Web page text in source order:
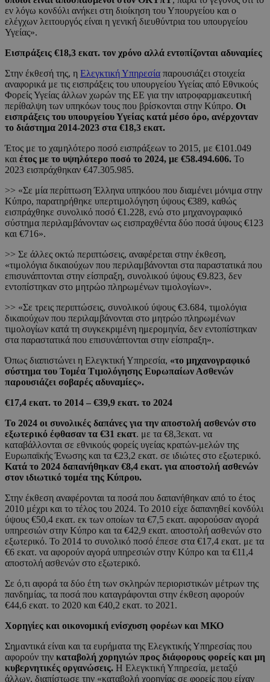
εν λόγω κονδύλι ανήκει στη διοίκηση του Υπουργείου και ο
ελέγχων λειτουργός είναι η γενική διευθύντρια του υπουργείου
Υγείας».
Εισπράξεις €18,3 εκατ. τον χρόνο αλλά εντοπίζονται αδυναμίες
Στην έκθεσή της, η Ελεγκτική Υπηρεσία παρουσιάζει στοιχεία
αναφορικά με τις εισπράξεις του υπουργείου Υγείας από Εθνικούς
Φορείς Υγείας άλλων χωρών της ΕΕ για την ιατροφαρμακευτική
περίθαλψη των υπηκόων τους που βρίσκονται στην Κύπρο. Οι
εισπράξεις του υπουργείου Υγείας κατά μέσο όρο, ανέρχονταν
το διάστημα 2014-2023 στα €18,3 εκατ.
Έτος με το χαμηλότερο ποσό εισπράξεων το 2015, με €101.049
και έτος με το υψηλότερο ποσό το 2024, με €58.494.606. Το
2023 εισπράχθηκαν €47.305.985.
>> «Σε μία περίπτωση Έλληνα υπηκόου που διαμένει μόνιμα στην
Κύπρο, παρατηρήθηκε υπερτιμολόγηση ύψους €389, καθώς
εισπράχθηκε συνολικό ποσό €1.228, ενώ στο μηχανογραφικό
σύστημα περιλαμβάνονταν ως εισπραχθέντα δύο ποσά ύψους €123
και €716».
>> Σε άλλες οκτώ περιπτώσεις, αναφέρεται στην έκθεση,
«τιμολόγια δικαιούχων που περιλαμβάνονται στα παραστατικά που
επισυνάπτονται στην είσπραξη, συνολικού ύψους €9.823, δεν
εντοπίστηκαν στο μητρώο πληρωμένων τιμολογίων».
>> «Σε τρεις περιπτώσεις, συνολικού ύψους €3.684, τιμολόγια
δικαιούχων που περιλαμβάνονται στο μητρώο πληρωμένων
τιμολογίων κατά τη συγκεκριμένη ημερομηνία, δεν εντοπίστηκαν
στα παραστατικά που επισυνάπτονται στην είσπραξη».
Όπως διαπιστώνει η Ελεγκτική Υπηρεσία, «το μηχανογραφικό
σύστημα του Τομέα Τιμολόγησης Ευρωπαίων Ασθενών
παρουσιάζει σοβαρές αδυναμίες».
€17,4 εκατ. το 2014 – €39,9 εκατ. το 2024
Το 2024 οι συνολικές δαπάνες για την αποστολή ασθενών στο
εξωτερικό έφθασαν τα €31 εκατ. με τα €8,3εκατ. να
καταβάλλονται σε εθνικούς φορείς υγείας κρατών-μελών της
Ευρωπαϊκής Ένωσης και τα €23,2 εκατ. σε ιδιώτες στο εξωτερικό.
Κατά το 2024 δαπανήθηκαν €8,4 εκατ. για αποστολή ασθενών
στον ιδιωτικό τομέα της Κύπρου.
Στην έκθεση αναφέρονται τα ποσά που δαπανήθηκαν από το έτος
2010 μέχρι και το τέλος του 2024. Το 2010 είχε δαπανηθεί κονδύλι
ύψους €50,4 εκατ. εκ των οποίων τα €7,5 εκατ. αφορούσαν αγορά
υπηρεσιών στην Κύπρο και τα €42,9 εκατ. αποστολή ασθενών στο
εξωτερικό. Το 2014 το συνολικό ποσό έπεσε στα €17,4 εκατ. με τα
€6 εκατ. να αφορούν αγορά υπηρεσιών στην Κύπρο και τα €11,4
αποστολή ασθενών στο εξωτερικό.
Σε ό,τι αφορά τα δύο έτη των σκληρών περιοριστικών μέτρων της
πανδημίας, τα ποσά που καταγράφονται στην έκθεση αφορούν
€44,6 εκατ. το 2020 και €40,2 εκατ. το 2021.
Χορηγίες και οικονομική ενίσχυση φορέων και ΜΚΟ
Σημαντικά είναι και τα ευρήματα της Ελεγκτικής Υπηρεσίας που
αφορούν την καταβολή χορηγιών προς διάφορους φορείς και μη
κυβερνητικές οργανώσεις. Η Ελεγκτική Υπηρεσία, μεταξύ
άλλων, διαπίστωσε την «καταβολή χορηγίας σε φορείς που είχαν